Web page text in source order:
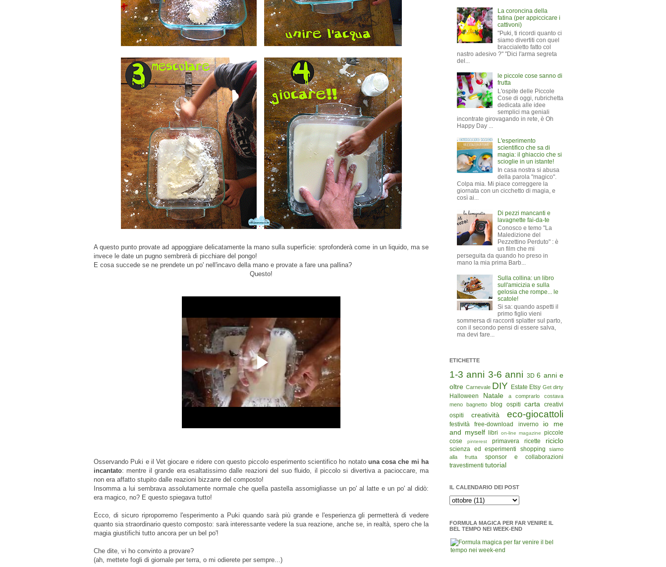
A questo punto provate ad appoggiare delicatamente la mano sulla superficie: sprofonderà come in un liquido, ma se
invece le date un pugno sembrerà di picchiare del pongo!
E cosa succede se ne prendete un po' nell'incavo della mano e provate a fare una pallina?
Questo!
Osservando Puki e il Vet giocare e ridere con questo piccolo esperimento scientifico ho notato una cosa che mi ha
incantato: mentre il grande era esaltatissimo dalle reazioni del suo fluido, il piccolo si divertiva a pacioccare, ma
non era affatto stupito dalle reazioni bizzarre del composto!
Insomma a lui sembrava assolutamente normale che quella pastella assomigliasse un po' al latte e un po' al didò:
era magico, no? E questo spiegava tutto!
Ecco, di sicuro riproporremo l'esperimento a Puki quando sarà più grande e l'esperienza gli permetterà di vedere
quanto sia straordinario questo composto: sarà interessante vedere la sua reazione, anche se, in realtà, spero che la
magia giustifichi tutto ancora per un bel po'!
Che dite, vi ho convinto a provare?
(ah, mettete fogli di giornale per terra, o mi odierete per sempre...)
La coroncina della
fatina (per appiccicare i
cattivoni)
"Puki, ti ricordi quanto ci
siamo divertiti con quel
braccialetto fatto col
nastro adesivo ?" "Dici l'arma segreta
del...
le piccole cose sanno di
frutta
L'ospite delle Piccole
Cose di oggi, rubrichetta
dedicata alle idee
semplici ma geniali
incontrate girovagando in rete, è Oh
Happy Day ...
L'esperimento
scientifico che sa di
magia: il ghiaccio che si
scioglie in un istante!
In casa nostra si abusa
della parola "magico".
Colpa mia. Mi piace correggere la
giornata con un cicchetto di magia, e
così ai...
Di pezzi mancanti e
lavagnette fai-da-te
Conosco e temo "La
Maledizione del
Pezzettino Perduto" : è
un film che mi
perseguita da quando ho preso in
mano la mia prima Barb...
Sulla collina: un libro
sull'amicizia e sulla
gelosia che rompe... le
scatole!
Si sa: quando aspetti il
primo figlio vieni
sommersa di racconti splatter sul parto,
con il secondo pensi di essere salva,
ma devi fare...
ETICHETTE
1-3 anni 3-6 anni 3D 6 anni e
oltre Carnevale DIY Estate Etsy Get dirty
Halloween Natale
a comprarlo costava
meno
bagnetto blog ospiti carta
creativi
ospiti
creatività eco-giocattoli
festività free-download inverno
io me
and myself libri on-line magazine
piccole
cose
pinterest primavera ricette riciclo
scienza ed esperimenti shopping
siamo
alla frutta
sponsor e collaborazioni
travestimenti tutorial
IL CALENDARIO DEI POST
FORMULA MAGICA PER FAR VENIRE IL
BEL TEMPO NEI WEEK-END